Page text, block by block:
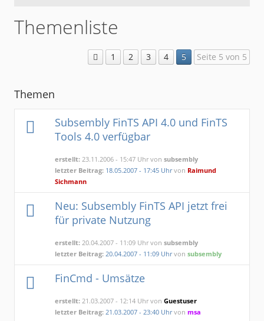
Themenliste
1 2 3 4 5 Seite 5 von 5
Themen
Subsembly FinTS API 4.0 und FinTS
Tools 4.0 verfügbar
erstellt: 23.11.2006 - 15:47 Uhr vonsubsembly
letzter Beitrag: 18.05.2007 - 17:45 Uhrvon Raimund
Sichmann
Neu: Subsembly FinTS API jetzt frei
für private Nutzung
erstellt: 20.04.2007 - 11:09 Uhr vonsubsembly
letzter Beitrag: 20.04.2007 - 11:09 Uhrvonsubsembly
FinCmd - Umsätze
erstellt: 21.03.2007 - 12:14 Uhr vonGuestuser
letzter Beitrag: 21.03.2007 - 23:40 Uhrvonmsa